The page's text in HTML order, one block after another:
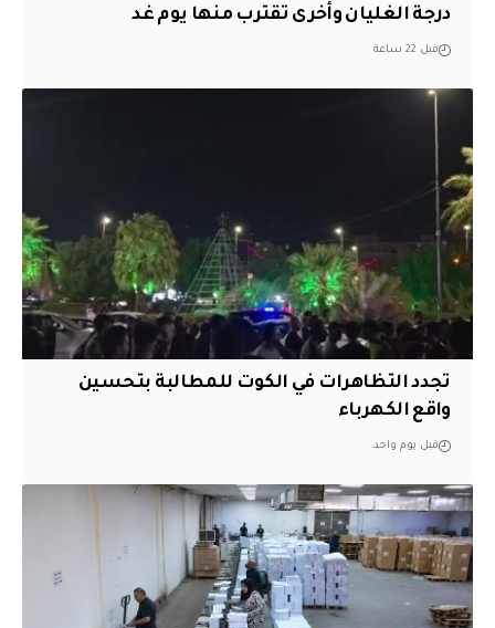
درجة الغليان وأخرى تقترب منها يوم غد
قبل 22 ساعة
تجدد التظاهرات في الكوت للمطالبة بتحسين
واقع الكهرباء
قبل يوم واحد